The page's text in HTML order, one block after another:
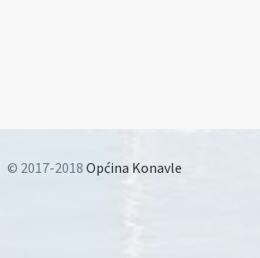
© 2017-2018 Općina Konavle